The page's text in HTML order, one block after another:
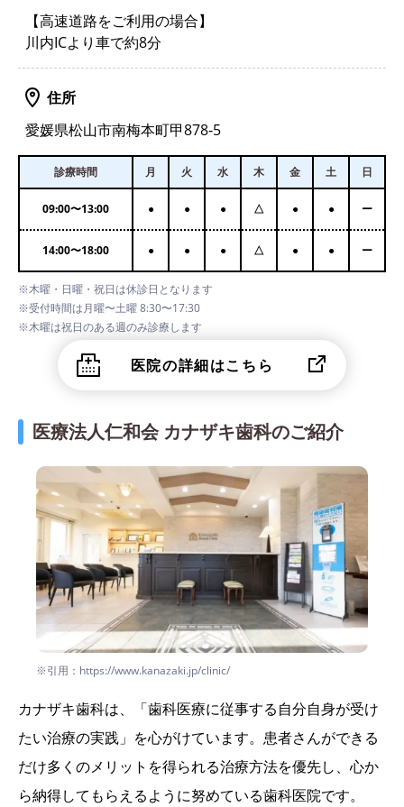
【高速道路をご利用の場合】
川内ICより車で約8分
住所
愛媛県松山市南梅本町甲878‐5
診療時間 月 火 水 木 金 土 日
09:00〜13:00 ● ● ● △ ● ● ー
14:00〜18:00 ● ● ● △ ● ● ー
※木曜・日曜・祝日は休診日となります
※受付時間は月曜〜土曜 8:30〜17:30
※木曜は祝日のある週のみ診療します
医院の詳細はこちら
医療法人仁和会 カナザキ歯科のご紹介
※引用：https://www.kanazaki.jp/clinic/
カナザキ歯科は、「歯科医療に従事する自分自身が受け
たい治療の実践」を心がけています。患者さんができる
だけ多くのメリットを得られる治療方法を優先し、心か
ら納得してもらえるように努めている歯科医院です。